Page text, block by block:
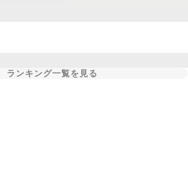
ランキング一覧を見る